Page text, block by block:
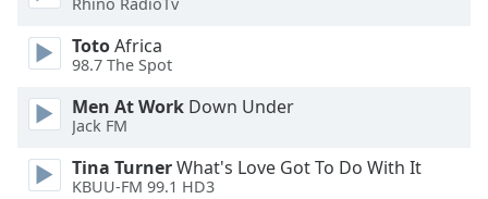
dialog
window.
Escape
cancel
and
close
Rhino RadioTv
TotoAfrica
98.7 The Spot
Men At Work Down Under
Jack FM
Tina TurnerWhat's Love Got To Do With It
KBUU-FM 99.1 HD3